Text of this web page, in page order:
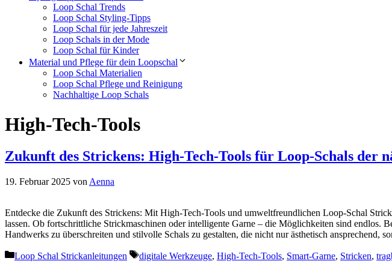
Loop Schal Trends
Loop Schal Styling-Tipps
Loop Schal für jede Jahreszeit
Loop Schals in der Mode
Loop Schal für Kinder
Material und Pflege für dein Loopschal
Loop Schal Materialien
Loop Schal Pflege und Reinigung
Nachhaltige Loop Schals
High-Tech-Tools
Zukunft des Strickens: High-Tech-Tools für Loop-Schals der
19. Februar 2025 von Aenna
Entdecke die Zukunft des Strickens: Mit High-Tech-Tools und umweltfreundlichen Loop-Schal
lassen. Ob fortschrittliche Strickmaschinen oder intelligente Garne – die Möglichkeiten sind endlos.
Handwerks zu überschreiten und stilvolle Schals zu gestalten, die nicht nur ästhetisch ansprechend,
Kategorien
Loop Schal Strickanleitungen Schlagwörter
digitale Werkzeuge, High-Tech-Tools, Smart-Garne, Stricken,